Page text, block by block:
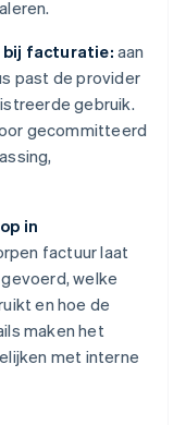
bij facturatie: aan
past de provider
gebruik.
gecommitteerd
in
factuur laat
welke
en hoe de
maken het
met interne